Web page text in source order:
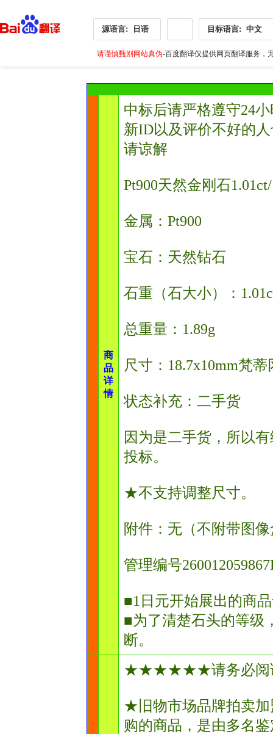
源语言: 日语 目标语言: 中文
请谨慎甄别网站真伪-百度翻译仅提供网页翻译服务，